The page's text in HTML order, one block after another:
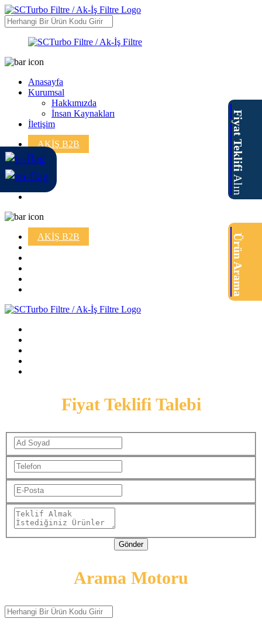
Anasayfa
Kurumsal
Hakkımızda
İnsan Kaynakları
İletişim
AKİŞ B2B
AKİŞ B2B
Fiyat Teklifi
Alın
Fiyat Teklifi Talebi
Gönder
Ürün Arama
Arama Motoru